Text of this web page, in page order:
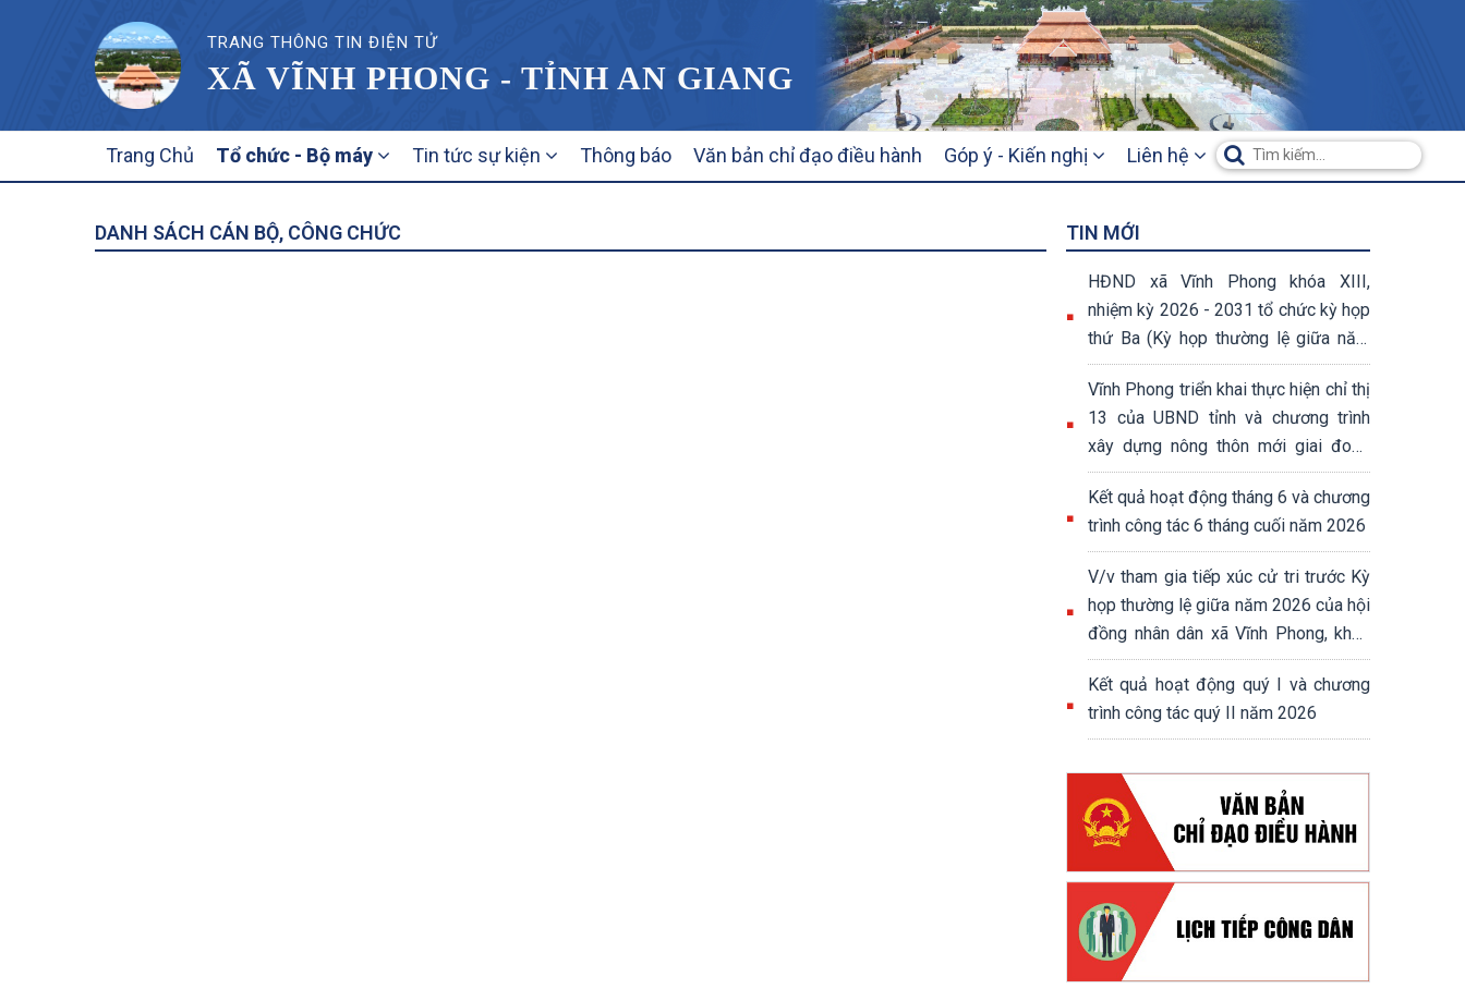
TRANG THÔNG TIN ĐIỆN TỬ
XÃ VĨNH PHONG - TỈNH AN GIANG
NAVIGATION
Trang Chủ Tổ chức - Bộ máy Tin tức sự kiện Thông báo Văn bản chỉ đạo điều hành Góp ý - Kiến nghị Liên hệ
DANH SÁCH CÁN BỘ, CÔNG CHỨC TIN MỚI
HĐND xã Vĩnh Phong khóa XIII,
nhiệm kỳ 2026 - 2031 tổ chức kỳ họp
thứ Ba (Kỳ họp thường lệ giữa năm
2026)
Vĩnh Phong triển khai thực hiện chỉ thị
13 của UBND tỉnh và chương trình
xây dựng nông thôn mới giai đoạn
2026 – 2030
Kết quả hoạt động tháng 6 và chương
trình công tác 6 tháng cuối năm 2026
V/v tham gia tiếp xúc cử tri trước Kỳ
họp thường lệ giữa năm 2026 của hội
đồng nhân dân xã Vĩnh Phong, khoá
XIII, nhiệm kỳ 2026-2031
Kết quả hoạt động quý I và chương
trình công tác quý II năm 2026